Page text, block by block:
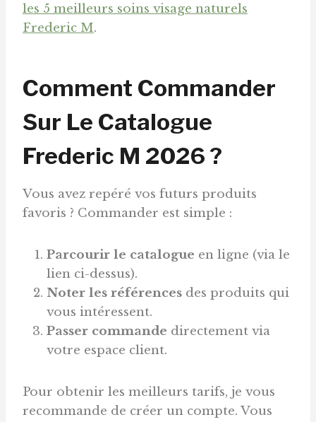
les 5 meilleurs soins visage naturels
Frederic M.
Comment Commander
Sur Le Catalogue
Frederic M 2026 ?
Vous avez repéré vos futurs produits
favoris ? Commander est simple :
Parcourir le catalogue en ligne (via le
lien ci-dessus).
Noter les références des produits qui
vous intéressent.
Passer commande directement via
votre espace client.
Pour obtenir les meilleurs tarifs, je vous
recommande de créer un compte. Vous